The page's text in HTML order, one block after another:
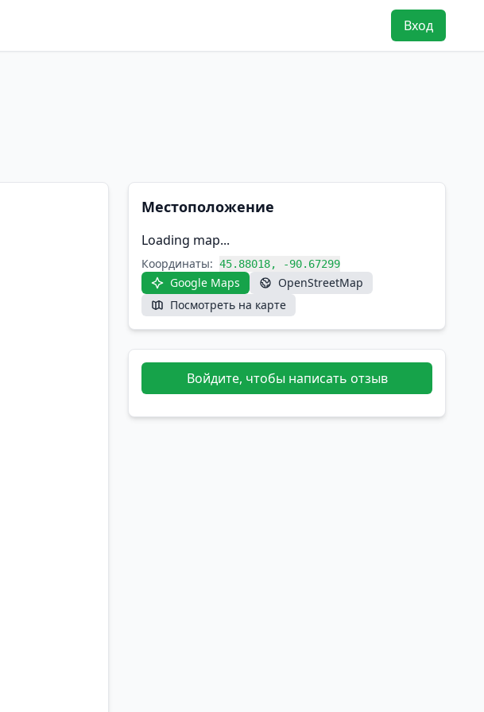
Вход
Местоположение
Loading map...
Координаты: 45.88018, -90.67299
Google Maps
OpenStreetMap
Посмотреть на карте
Войдите, чтобы написать отзыв